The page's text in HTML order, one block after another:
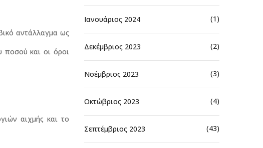
αντάλλαγμα ως
ποσού και οι όροι
αιχμής και το
Ιανουάριος 2024 (1)
Δεκέμβριος 2023 (2)
Νοέμβριος 2023 (3)
Οκτώβριος 2023 (4)
Σεπτέμβριος 2023 (43)